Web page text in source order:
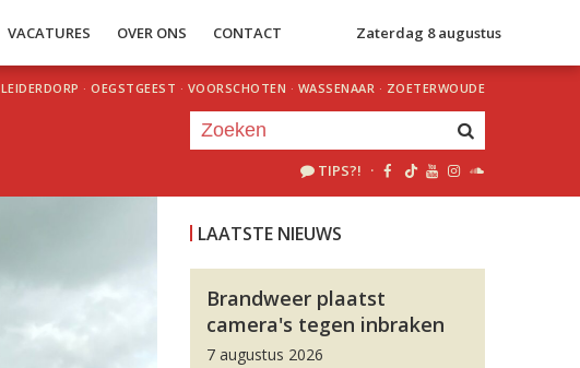
VACATURES OVER ONS CONTACT Zaterdag 8 augustus
LEIDERDORP · OEGSTGEEST · VOORSCHOTEN · WASSENAAR · ZOETERWOUDE
TIPS?! ·
LAATSTE NIEUWS
Brandweer plaatst
camera's tegen inbraken
7 augustus 2026